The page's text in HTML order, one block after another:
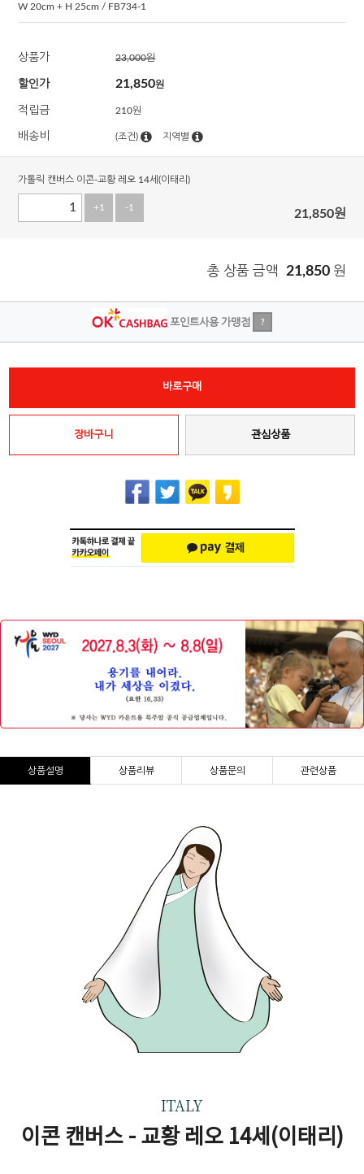
W 20cm + H 25cm / FB734-1
상품가 23,000원
할인가 21,850원
적립금 210원
배송비 (조건) 지역별
가톨릭 캔버스 이콘-교황 레오 14세(이태리)
+1 -1 21,850원
총 상품 금액 21,850 원
포인트사용 가맹점 ?
바로구매
장바구니 관심상품
상품설명 상품리뷰 상품문의 관련상품
ITALY
이콘 캔버스 - 교황 레오 14세(이태리)